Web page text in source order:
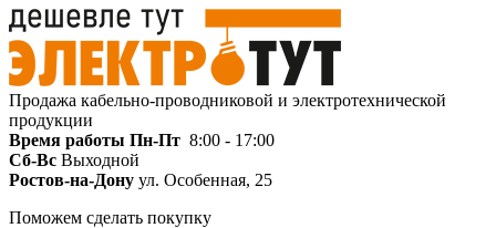
Продажа кабельно-проводниковой и электротехнической
продукции
Время работы Пн-Пт 8:00 - 17:00
Сб-Вс Выходной
Ростов-на-Дону ул. Особенная, 25
Поможем сделать покупку